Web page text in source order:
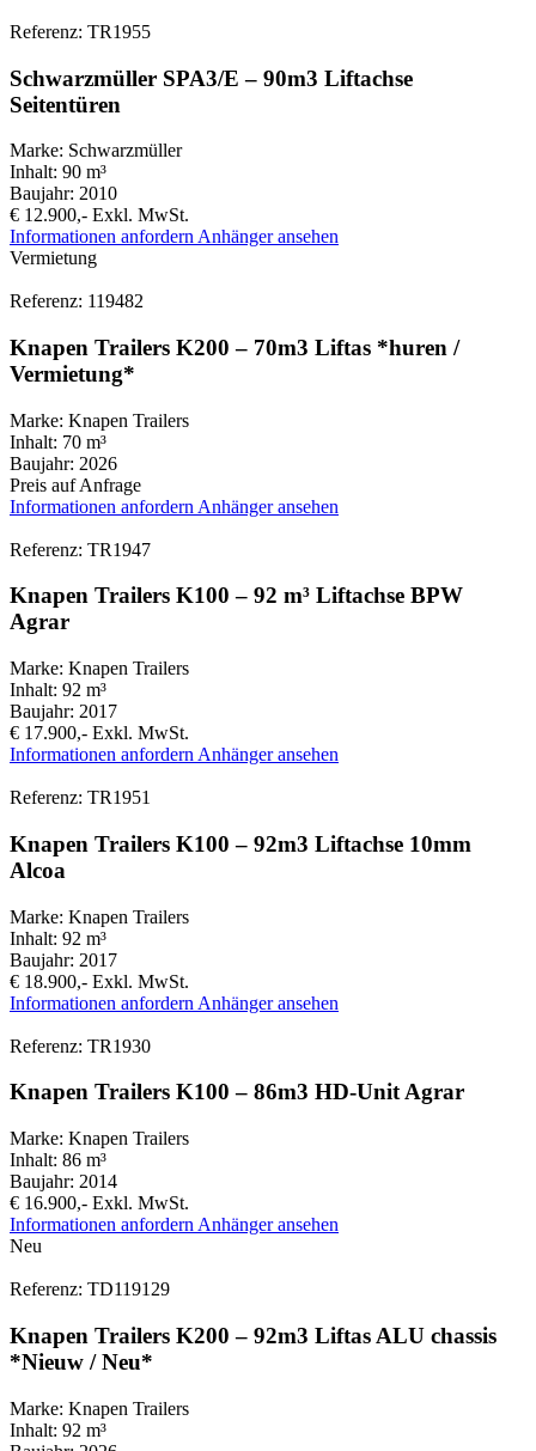
Referenz: TR1955
Schwarzmüller SPA3/E – 90m3 Liftachse
Seitentüren
Marke: Schwarzmüller
Inhalt: 90 m³
Baujahr: 2010
€ 12.900,- Exkl. MwSt.
Informationen anfordern Anhänger ansehen
Vermietung
Referenz: 119482
Knapen Trailers K200 – 70m3 Liftas *huren /
Vermietung*
Marke: Knapen Trailers
Inhalt: 70 m³
Baujahr: 2026
Preis auf Anfrage
Informationen anfordern Anhänger ansehen
Referenz: TR1947
Knapen Trailers K100 – 92 m³ Liftachse BPW
Agrar
Marke: Knapen Trailers
Inhalt: 92 m³
Baujahr: 2017
€ 17.900,- Exkl. MwSt.
Informationen anfordern Anhänger ansehen
Referenz: TR1951
Knapen Trailers K100 – 92m3 Liftachse 10mm
Alcoa
Marke: Knapen Trailers
Inhalt: 92 m³
Baujahr: 2017
€ 18.900,- Exkl. MwSt.
Informationen anfordern Anhänger ansehen
Referenz: TR1930
Knapen Trailers K100 – 86m3 HD-Unit Agrar
Marke: Knapen Trailers
Inhalt: 86 m³
Baujahr: 2014
€ 16.900,- Exkl. MwSt.
Informationen anfordern Anhänger ansehen
Neu
Referenz: TD119129
Knapen Trailers K200 – 92m3 Liftas ALU chassis
*Nieuw / Neu*
Marke: Knapen Trailers
Inhalt: 92 m³